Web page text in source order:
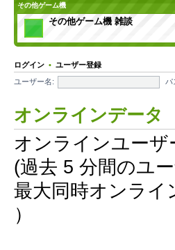
その他ゲーム機
その他ゲーム機 雑談
ログイン • ユーザー登録
ユーザー名: パ
オンラインデータ
オンラインユーザ
(過去 5 分間のユ
最大同時オンラ
）